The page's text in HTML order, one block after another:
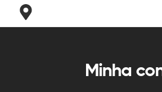
|
sela
Minha